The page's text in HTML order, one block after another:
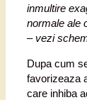
inmultire
normale ale
– vezi
Dupa cum
favorizeaza
care inhiba